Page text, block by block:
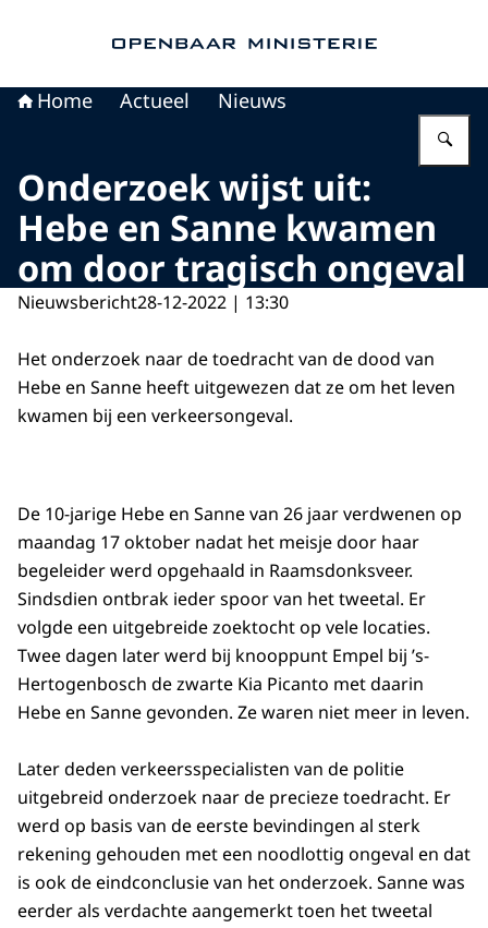
Home Actueel Nieuws
Onderzoek wijst uit:
Hebe en Sanne kwamen
om door tragisch ongeval
Nieuwsbericht28-12-2022 | 13:30
Het onderzoek naar de toedracht van de dood van
Hebe en Sanne heeft uitgewezen dat ze om het leven
kwamen bij een verkeersongeval.
De 10-jarige Hebe en Sanne van 26 jaar verdwenen op
maandag 17 oktober nadat het meisje door haar
begeleider werd opgehaald in Raamsdonksveer.
Sindsdien ontbrak ieder spoor van het tweetal. Er
volgde een uitgebreide zoektocht op vele locaties.
Twee dagen later werd bij knooppunt Empel bij ’s-
Hertogenbosch de zwarte Kia Picanto met daarin
Hebe en Sanne gevonden. Ze waren niet meer in leven.
Later deden verkeersspecialisten van de politie
uitgebreid onderzoek naar de precieze toedracht. Er
werd op basis van de eerste bevindingen al sterk
rekening gehouden met een noodlottig ongeval en dat
is ook de eindconclusie van het onderzoek. Sanne was
eerder als verdachte aangemerkt toen het tweetal